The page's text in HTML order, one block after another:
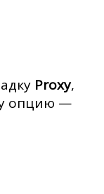
Proxy,
опцию —